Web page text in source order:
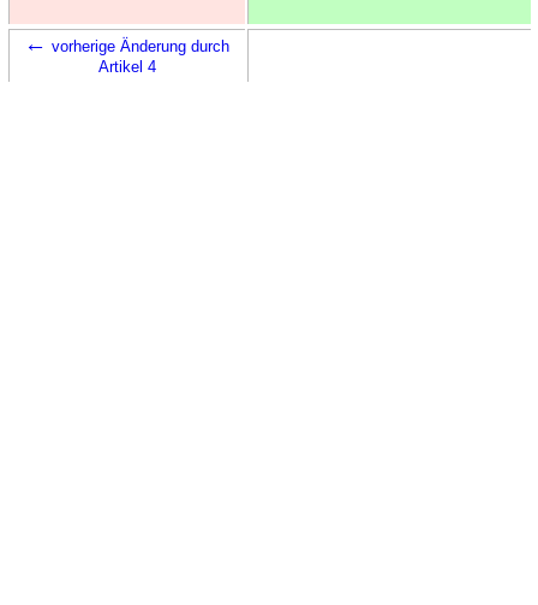
← vorherige Änderung durch
Artikel 4